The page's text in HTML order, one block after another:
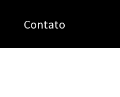
Contato